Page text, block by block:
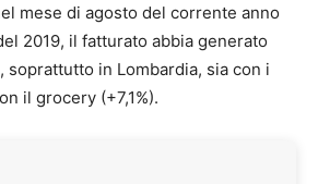
mese di agosto del corrente anno
2019, il fatturato abbia generato
in Lombardia, sia con i
il grocery (+7,1%).